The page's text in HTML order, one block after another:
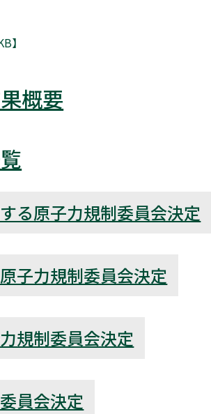
】
概要
る原子力規制委員会決定
子力規制委員会決定
規制委員会決定
員会決定